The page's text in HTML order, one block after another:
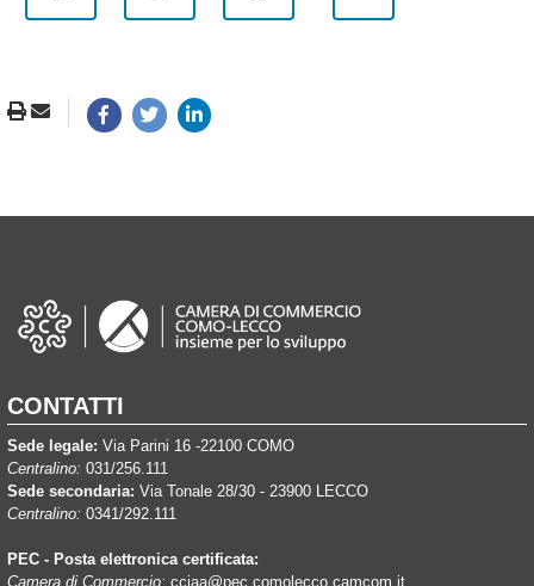
CONTATTI
Sede legale: Via Parini 16 -22100 COMO
Centralino: 031/256.111
Sede secondaria: Via Tonale 28/30 - 23900 LECCO
Centralino: 0341/292.111
PEC - Posta elettronica certificata:
Camera di Commercio: cciaa@pec.comolecco.camcom.it